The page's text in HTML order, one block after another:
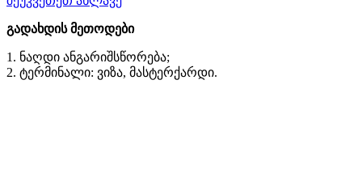
გადახდის მეთოდები
1. ნაღდი ანგარიშსწორება;
2. ტერმინალი: ვიზა, მასტერქარდი.